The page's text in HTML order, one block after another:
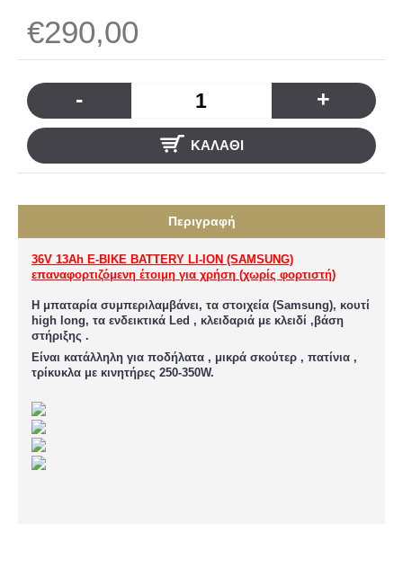
€290,00
- +
ΚΑΛΆΘΙ
Περιγραφή
36V 13Ah E-BIKE BATTERY LI-ION (SAMSUNG)
επαναφορτιζόμενη έτοιμη για χρήση (χωρίς φορτιστή)
Η μπαταρία συμπεριλαμβάνει, τα στοιχεία (Samsung), κουτί
high long, τα ενδεικτικά Led , κλειδαριά με κλειδί ,βάση
στήριξης .
Eίναι κατάλληλη για ποδήλατα , μικρά σκούτερ , πατίνια ,
τρίκυκλα με κινητήρες 250-350W.